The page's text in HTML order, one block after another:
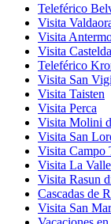
Teleférico
Visita
Visita
Visita
Teleférico
Visita San
Visita Taisten
Visita Perca
Visita Molini
Visita San
Visita Campo
Visita La Valle
Visita Rasun
Cascadas de
Visita San